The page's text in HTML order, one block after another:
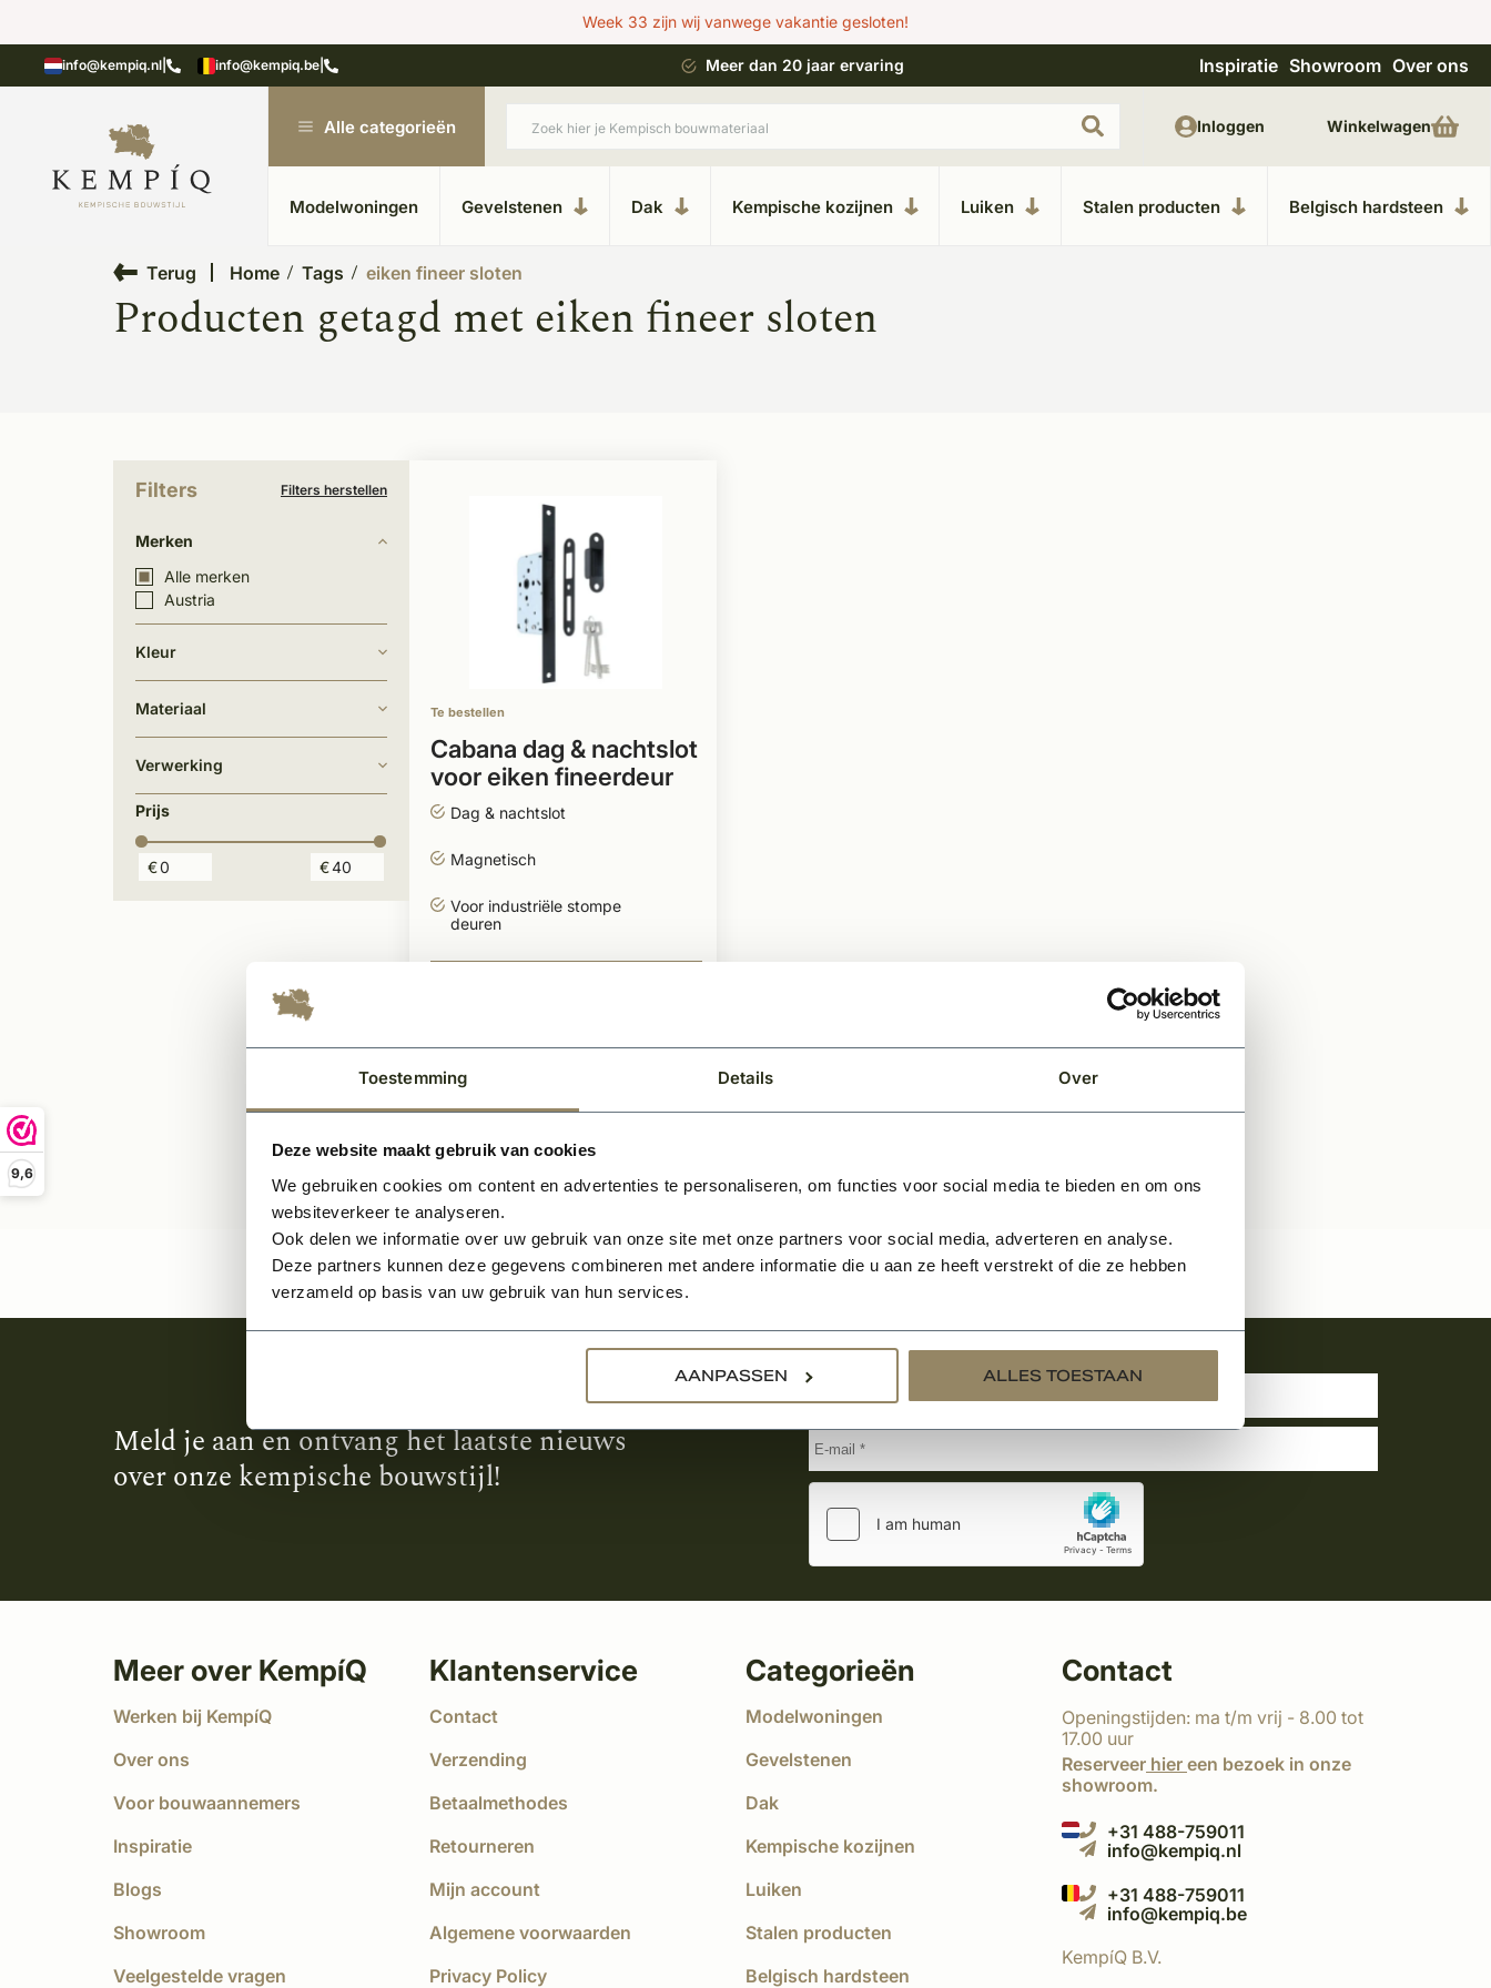
Toestemming Details Over
Deze website maakt gebruik van cookies
We gebruiken cookies om content en advertenties te personaliseren, om functies voor social media te bieden en om ons
websiteverkeer te analyseren.
Ook delen we informatie over uw gebruik van onze site met onze partners voor social media, adverteren en analyse.
Deze partners kunnen deze gegevens combineren met andere informatie die u aan ze heeft verstrekt of die ze hebben
verzameld op basis van uw gebruik van hun services.
AANPASSEN ALLES TOESTAAN
9,6
Week 33 zijn wij vanwege vakantie gesloten!
info@kempiq.nl info@kempiq.be
in Kesteren Unieke materialen in kempische bouwstijl Meer dan 20 jaar ervaring Uitgebreide showroom in Kesteren Unieke
Inspiratie Showroom Over ons
Alle categorieën
Modelwoningen Gevelstenen Dak Kempische kozijnen Luiken Stalen producten Belgisch hardsteen
Inloggen Winkelwagen
Terug Home Tags eiken fineer sloten
Producten getagd met eiken fineer sloten
Filters Filters herstellen
Merken
Alle merken
Austria
Kleur
Materiaal
Verwerking
Prijs
€ €
Te bestellen
Cabana dag & nachtslot
voor eiken fineerdeur
Zwart / RVS
Dag & nachtslot
Magnetisch
Voor industriële stompe
deuren
Meld je aan en ontvang het laatste nieuws
over onze kempische bouwstijl!
Meer over KempíQ
Werken bij KempíQ
Over ons
Voor bouwaannemers
Inspiratie
Blogs
Showroom
Veelgestelde vragen
Klantenservice
Contact
Verzending
Betaalmethodes
Retourneren
Mijn account
Algemene voorwaarden
Privacy Policy
Categorieën
Modelwoningen
Gevelstenen
Dak
Kempische kozijnen
Luiken
Stalen producten
Belgisch hardsteen
Contact
Openingstijden: ma t/m vrij - 8.00 tot
17.00 uur
Reserveer hier een bezoek in onze
showroom.
+31 488-759011
info@kempiq.nl
+31 488-759011
info@kempiq.be
KempíQ B.V.